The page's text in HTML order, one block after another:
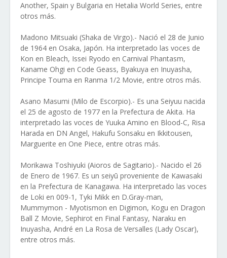
Another, Spain y Bulgaria en Hetalia World Series, entre
otros más.
Madono Mitsuaki (Shaka de Virgo).- Nació el 28 de Junio
de 1964 en Osaka, Japón. Ha interpretado las voces de
Kon en Bleach, Issei Ryodo en Carnival Phantasm,
Kaname Ohgi en Code Geass, Byakuya en Inuyasha,
Principe Touma en Ranma 1/2 Movie, entre otros más.
Asano Masumi (Milo de Escorpio).- Es una Seiyuu nacida
el 25 de agosto de 1977 en la Prefectura de Akita. Ha
interpretado las voces de Yuuka Amino en Blood-C, Risa
Harada en DN Angel, Hakufu Sonsaku en Ikkitousen,
Marguerite en One Piece, entre otras más.
Morikawa Toshiyuki (Aioros de Sagitario).- Nacido el 26
de Enero de 1967. Es un seiyū proveniente de Kawasaki
en la Prefectura de Kanagawa. Ha interpretado las voces
de Loki en 009-1, Tyki Mikk en D.Gray-man,
Mummymon - Myotismon en Digimon, Kogu en Dragon
Ball Z Movie, Sephirot en Final Fantasy, Naraku en
Inuyasha, André en La Rosa de Versalles (Lady Oscar),
entre otros más.